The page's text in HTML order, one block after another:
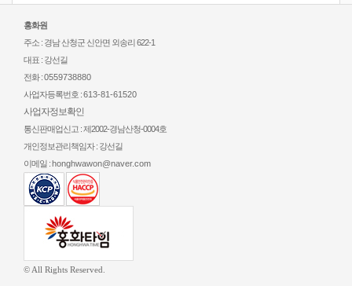
홍화원
주소 : 경남 산청군 신안면 외송리 622-1
대표 : 강선길
전화 :0559738880
사업자등록번호 :613-81-61520
사업자정보확인
통신판매업신고 : 제2002-경남산청-0004호
개인정보관리책임자 : 강선길
이메일 :honghwawon@naver.com
© All Rights Reserved.